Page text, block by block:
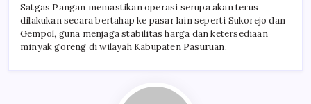
Satgas Pangan memastikan operasi serupa akan terus
dilakukan secara bertahap ke pasar lain seperti Sukorejo dan
Gempol, guna menjaga stabilitas harga dan ketersediaan
minyak goreng di wilayah Kabupaten Pasuruan.